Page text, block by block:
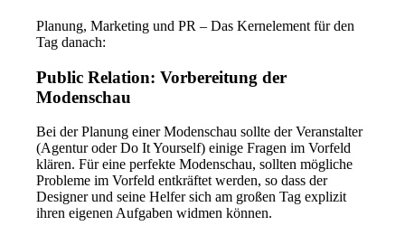
Planung, Marketing und PR – Das Kernelement für den
Tag danach:
Public Relation: Vorbereitung der
Modenschau
Bei der Planung einer Modenschau sollte der Veranstalter
(Agentur oder Do It Yourself) einige Fragen im Vorfeld
klären. Für eine perfekte Modenschau, sollten mögliche
Probleme im Vorfeld entkräftet werden, so dass der
Designer und seine Helfer sich am großen Tag explizit
ihren eigenen Aufgaben widmen können.